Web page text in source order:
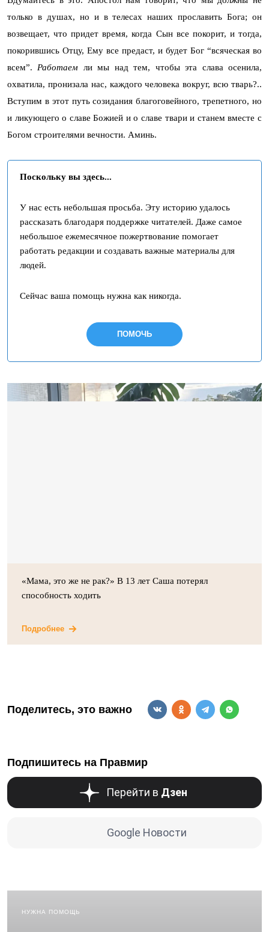
только в душах, но и в телесах наших прославить Бога; он
возвещает, что придет время, когда Сын все покорит, и тогда,
покорившись Отцу, Ему все предаст, и будет Бог “всяческая во
всем”. Работаем ли мы над тем, чтобы эта слава осенила,
охватила, пронизала нас, каждого человека вокруг, всю тварь?..
Вступим в этот путь созидания благоговейного, трепетного, но
и ликующего о славе Божией и о славе твари и станем вместе с
Богом строителями вечности. Аминь.
Поскольку вы здесь...
У нас есть небольшая просьба. Эту историю удалось
рассказать благодаря поддержке читателей. Даже самое
небольшое ежемесячное пожертвование помогает
работать редакции и создавать важные материалы для
людей.
Сейчас ваша помощь нужна как никогда.
ПОМОЧЬ
«Мама, это же не рак?» В 13 лет Саша потерял
способность ходить
Подробнее
Поделитесь, это важно
Подпишитесь на Правмир
Перейти в Дзен
Google Новости
НУЖНА ПОМОЩЬ